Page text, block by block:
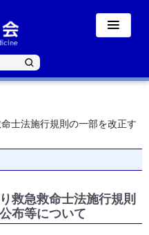
士法施行規則の一部を改正す
救急救命士法施行規則
布等について